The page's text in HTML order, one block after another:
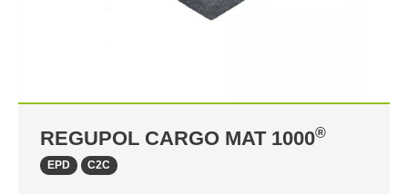
REGUPOL CARGO MAT 1000®
EPD C2C